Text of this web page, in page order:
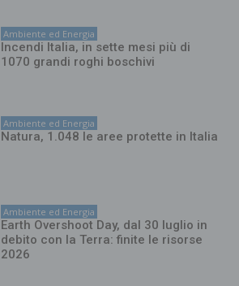
Ambiente ed Energia
Incendi Italia, in sette mesi più di
1070 grandi roghi boschivi
Ambiente ed Energia
Natura, 1.048 le aree protette in Italia
Ambiente ed Energia
Earth Overshoot Day, dal 30 luglio in
debito con la Terra: finite le risorse
2026